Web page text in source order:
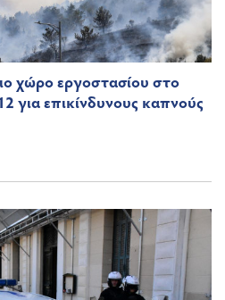
χώρο εργοστασίου στο
για επικίνδυνους καπνούς